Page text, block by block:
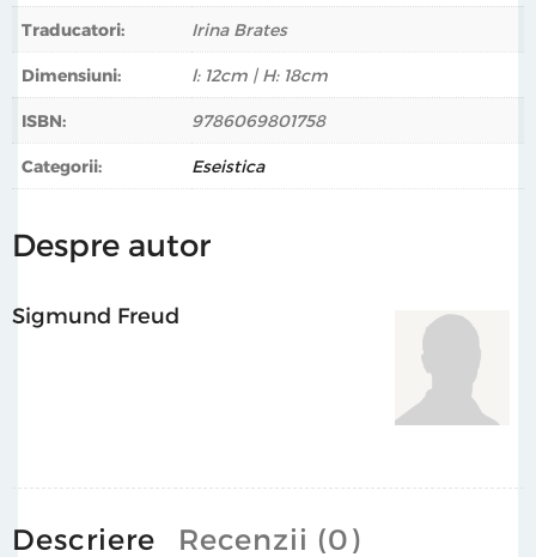
Traducatori: Irina Brates
Dimensiuni: l: 12cm | H: 18cm
ISBN: 9786069801758
Categorii: Eseistica
Despre autor
Sigmund Freud
Descriere Recenzii (0)